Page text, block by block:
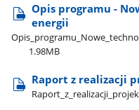
Opis programu -
energii
1.98MB
Raport z realizacji